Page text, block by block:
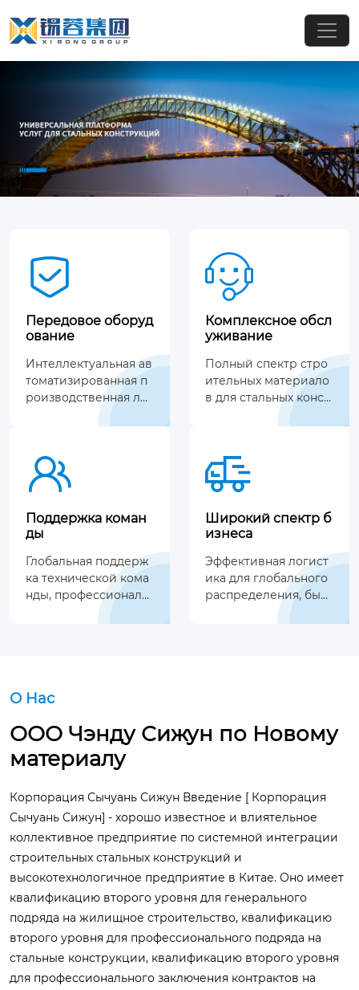

Передовое оборуд
ование
Интеллектуальная ав
томатизированная п
роизводственная ли
ния, точный контрол

Комплексное обсл
уживание
Полный спектр стро
ительных материало
в для стальных конст
рукций, универсальн
ая служба поставок.

Поддержка коман
ды
Глобальная поддерж
ка технической кома
нды, профессиональ
ные и эффективные

Широкий спектр б
изнеса
Эффективная логист
ика для глобального
распределения, быст
рый и надежный охв
О Нас
ООО Чэнду Сижун по Новому
материалу
Корпорация Сычуань Сижун Введение [ Корпорация
Сычуань Сижун] - хорошо известное и влиятельное
коллективное предприятие по системной интеграции
строительных стальных конструкций и
высокотехнологичное предприятие в Китае. Оно имеет
квалификацию второго уровня для генерального
подряда на жилищное строительство, квалификацию
второго уровня для профессионального подряда на
стальные конструкции, квалификацию второго уровня
для профессионального заключения контрактов на